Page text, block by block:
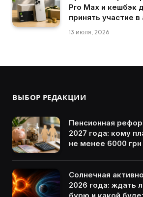
Pro Max и кешбэк
принять участие в
13 июля, 2026
ВЫБОР РЕДАКЦИИ
Пенсионная
2027 года: кому
не менее 6000 грн
Солнечная
2026 года: ждать